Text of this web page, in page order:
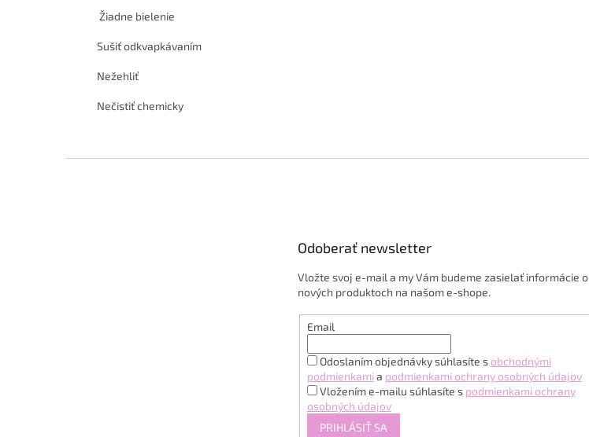
Žiadne bielenie
Sušiť odkvapkávaním
Nežehliť
Nečistiť chemicky
Odoberať newsletter
Vložte svoj e-mail a my Vám budeme zasielať informácie o
nových produktoch na našom e-shope.
Email
Odoslaním objednávky súhlasíte s obchodnými
podmienkamia podmienkami ochrany osobných údajov
Vložením e-mailu súhlasíte s podmienkami ochrany
osobných údajov
PRIHLÁSIŤ SA